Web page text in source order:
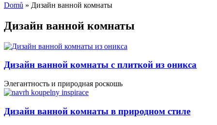
Domů » Дизайн ванной комнаты
Дизайн ванной комнаты
Дизайн ванной комнаты с плиткой из оникса
Элегантность и природная роскошь
Дизайн ванной комнаты в природном стиле